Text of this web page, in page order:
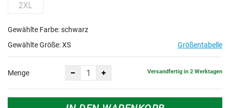
2XL
Gewählte Farbe: schwarz
Gewählte Größe:XS Größentabelle
Menge Versandfertig in 2 Werktagen